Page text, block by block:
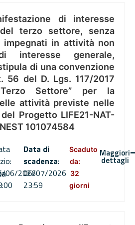
di interesse
terzo settore, senza
impegnati in attività non
interesse generale,
di una convenzione
56 del D. Lgs. 117/2017
Settore” per la
attività previste nelle
Progetto LIFE21-NAT-
101074584
06/2026
Data di
scadenza:
06/07/2026
23:59
Scaduto
da:
32
giorni
Maggiori
dettagli